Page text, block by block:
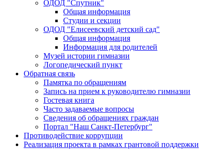
ОДОД "Спутник"
Общая информация
Студии и секции
ОДОД "Елисеевский детский сад"
Общая информация
Информация для родителей
Музей истории гимназии
Логопедический пункт
Обратная связь
Памятка по обращениям
Запись на прием к руководителю гимназии
Гостевая книга
Часто задаваемые вопросы
Сведения об обращениях граждан
Портал "Наш Санкт-Петербург"
Противодействие коррупции
Реализация проекта в рамках грантовой поддержки